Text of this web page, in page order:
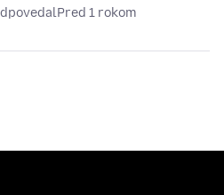
Pred 1 rokom